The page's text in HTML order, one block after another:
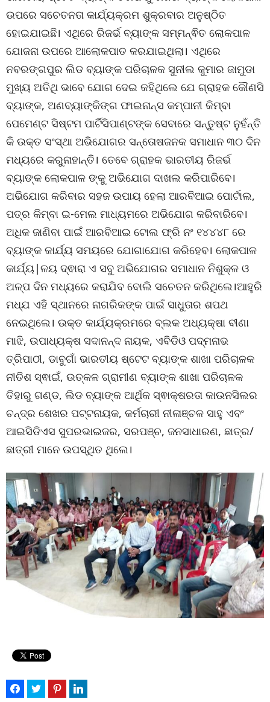
ଉପରେ ସଚେତନତା କାର୍ଯ୍ୟକ୍ରମ ଶୁକ୍ରବାର ଅନୁଷ୍ଠିତ
ହୋଇଯାଇଛି। ଏଥିରେ ରିଜର୍ଭ ବ୍ୟାଙ୍କ ସମ୍ମନ୍ଵିତ ଲୋକପାଳ
ଯୋଜନା ଉପରେ ଆଲୋକପାତ କରଯାଇଥିଲା। ଏଥିରେ
ନବରଙ୍ଗପୁର ଲିଡ ବ୍ୟାଙ୍କ ପରିଚାଳକ ସୁନୀଲ କୁମାର ଜାମୁଡା
ମୁଖ୍ୟ ଅତିଥି ଭାବେ ଯୋଗ ଦେଇ କହିଥିଲେ ଯେ ଗ୍ରାହକ କୌଣସି
ବ୍ୟାଙ୍କ, ଅଣବ୍ୟାଙ୍କିଙ୍ଗ ଫାଇନାନ୍ସ କମ୍ପାନୀ କିମ୍ବା
ପେମେଣ୍ଟ ସିଷ୍ଟମ ପାର୍ଟିସିପାଣ୍ଟଙ୍କ ସେବାରେ ସନ୍ତୁଷ୍ଟ ନୁହଁନ୍ତି
କି ଉକ୍ତ ସଂସ୍ଥା ଅଭିଯୋଗର ସନ୍ତୋଷଜନକ ସମାଧାନ ୩୦ ଦିନ
ମଧ୍ୟରେ କରୁନାହାନ୍ତି। ତେବେ ଗ୍ରାହକ ଭାରତୀୟ ରିଜର୍ଭ
ବ୍ୟାଙ୍କ ଲୋକପାଳ ଙ୍କୁ ଅଭିଯୋଗ ଦାଖଲ କରିପାରିବେ।
ଅଭିଯୋଗ କରିବାର ସହଜ ଉପାୟ ହେଲା ଆରବିଆଇ ପୋର୍ଟାଲ,
ପତ୍ର କିମ୍ବା ଇ-ମେଲ ମାଧ୍ୟମରେ ଅଭିଯୋଗ କରିବାରିବେ।
ଅଧିକ ଜାଣିବା ପାଇଁ ଆରବିଆଇ ଟୋଲ ଫ୍ରି ନଂ ୧୪୪୪୮ ରେ
ବ୍ୟାଙ୍କ କାର୍ଯ୍ୟ ସମୟରେ ଯୋଗାଯୋଗ କରିହେବ। ଲୋକପାଳ
କାର୍ଯ୍ୟ|ଳୟ ଦ୍ଵାରା ଏ ସବୁ ଅଭିଯୋଗର ସମାଧାନ ନିଶୁକ୍ଳ ଓ
ଅଳ୍ପ ଦିନ ମଧ୍ୟରେ କରାଯିବ ବୋଲି ସଚେତନ କରିଥିଲେ।ଆହୁରି
ମଧ୍ଯ ଏହି ସ୍ଥାନରେ ନାଗରିକଙ୍କ ପାଇଁ ସାଧୁତାର ଶପଥ
ନେଇଥିଲେ। ଉକ୍ତ କାର୍ଯ୍ୟକ୍ରମରେ ବ୍ଲକ ଅଧ୍ୟକ୍ଷା ବୀଣା
ମାଝି, ଉପାଧ୍ୟକ୍ଷ ସଦାନନ୍ଦ ନାୟକ, ଏବିଡିଓ ପଦ୍ମନାଭ
ତ୍ରିପାଠୀ, ଡାବୁଗାଁ ଭାରତୀୟ ଷ୍ଟେଟ ବ୍ୟାଙ୍କ ଶାଖା ପରିଚାଳକ
ନୀତିଶ ସ୍ଵାଇଁ, ଉତ୍କଳ ଗ୍ରାମୀଣ ବ୍ୟାଙ୍କ ଶାଖା ପରିଚାଳକ
ତିହାରୁ ଗଣ୍ଡ, ଲିଡ ବ୍ୟାଙ୍କ ଆର୍ଥିକ ସ୍ଵାକ୍ଷରତା କାଉନସିଲର
ଚନ୍ଦ୍ର ଶେଖର ପଟ୍ଟନାୟକ, କର୍ମଚାରୀ ନୀଳାଞ୍ଚଳ ସାହୁ ଏବଂ
ଆଇସିଡିଏସ ସୁପରଭାଇଜର, ସରପଞ୍ଚ, ଜନସାଧାରଣ, ଛାତ୍ର/
ଛାତ୍ରୀ ମାନେ ଉପସ୍ଥିତ ଥିଲେ।